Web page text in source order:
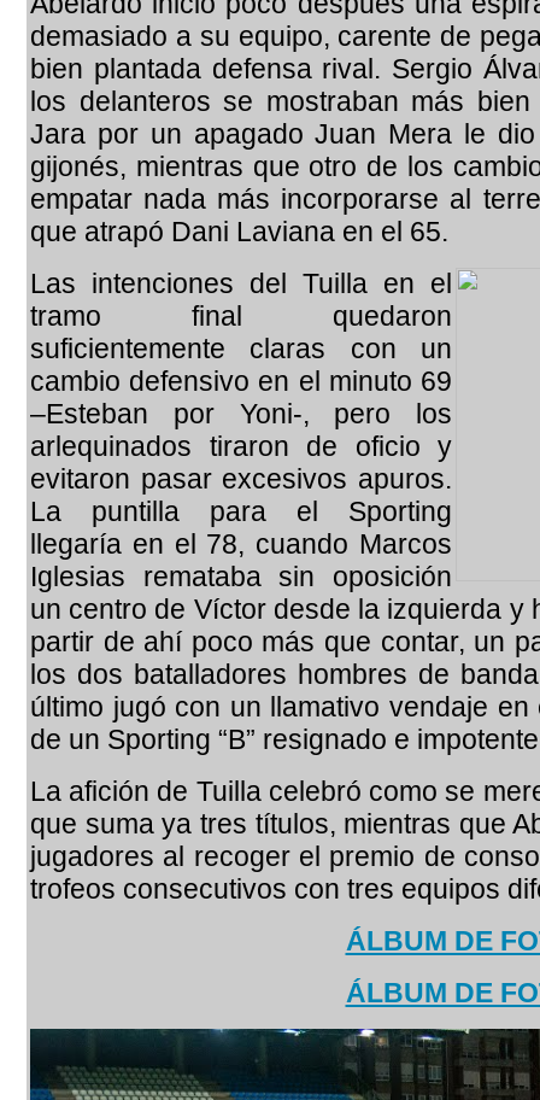
demasiado a su equipo, carente de
bien plantada defensa rival. Sergio
los delanteros se mostraban más
Jara por un apagado Juan Mera le
gijonés, mientras que otro de los
empatar nada más incorporarse al
que atrapó Dani Laviana en el 65.
Las intenciones del Tuilla en el
tramo final quedaron
suficientemente claras con un
cambio defensivo en el minuto 69
–Esteban por Yoni-, pero los
arlequinados tiraron de oficio y
evitaron pasar excesivos apuros.
La puntilla para el Sporting
llegaría en el 78, cuando Marcos
Iglesias remataba sin oposición
un centro de Víctor desde la izquierda y
partir de ahí poco más que contar, un
los dos batalladores hombres de
último jugó con un llamativo vendaje
de un Sporting “B” resignado e
La afición de Tuilla celebró como se
que suma ya tres títulos, mientras que
jugadores al recoger el premio de
trofeos consecutivos con tres equipos
ÁLBUM DE
ÁLBUM DE